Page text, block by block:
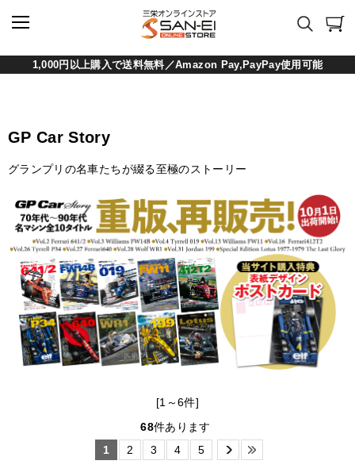
1,000円以上購入で送料無料／Amazon Pay,PayPay使用可能
GP Car Story
グランプリの名車たちが綴る至極のストーリー
[1～6件]
68件あります
1
2 3 4 5